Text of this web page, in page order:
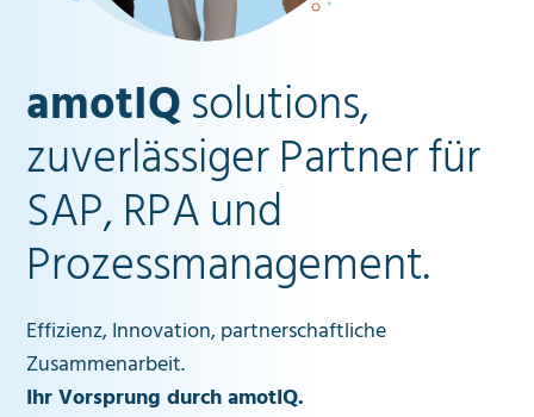
amotIQsolutions,
zuverlässiger Partner für
SAP, RPA und
Prozessmanagement.
Effizienz, Innovation, partnerschaftliche
Zusammenarbeit.
Ihr Vorsprung durch amotIQ.